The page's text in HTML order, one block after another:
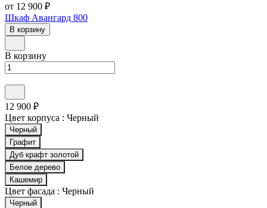
от 12 900 ₽
Шкаф Авангард 800
В корзину
В корзину
12 900 ₽
Цвет корпуса : Черный
Черный
Графит
Дуб крафт золотой
Белое дерево
Кашемир
Цвет фасада : Черный
Черный